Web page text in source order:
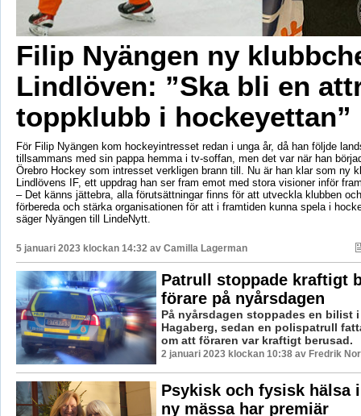
Filip Nyängen ny
Lindlöven: ”Ska bli en
toppklubb i hockeyettan”
För Filip Nyängen kom hockeyintresset redan i unga år, då han följde
tillsammans med sin pappa hemma i tv-soffan, men det var när han
Örebro Hockey som intresset verkligen brann till. Nu är han klar som ny
Lindlövens IF, ett uppdrag han ser fram emot med stora visioner inför
– Det känns jättebra, alla förutsättningar finns för att utveckla klubben
förbereda och stärka organisationen för att i framtiden kunna spela i
säger Nyängen till LindeNytt.
5 januari 2023 klockan 14:32 av Camilla Lagerman
Patrull stoppade kraftigt
förare på nyårsdagen
På nyårsdagen stoppades en bilist
Hagaberg, sedan en polispatrull
om att föraren var kraftigt berusad.
2 januari 2023 klockan 10:38 av Fredrik
Psykisk och fysisk hälsa
ny mässa har premiär